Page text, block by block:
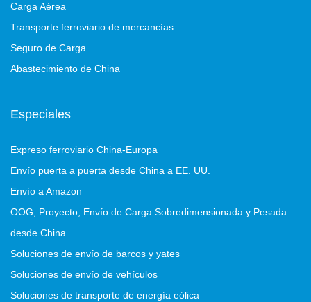
Carga Aérea
Transporte ferroviario de mercancías
Seguro de Carga
Abastecimiento de China
Especiales
Expreso ferroviario China-Europa
Envío puerta a puerta desde China a EE. UU.
Envío a Amazon
OOG, Proyecto, Envío de Carga Sobredimensionada y Pesada
desde China
Soluciones de envío de barcos y yates
Soluciones de envío de vehículos
Soluciones de transporte de energía eólica